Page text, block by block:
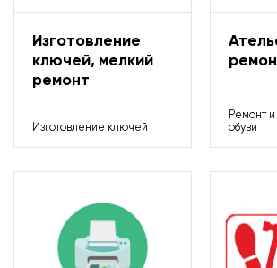
Магазин игрушек
Столовая
Изготовление
ключей, мелкий
ремонт
Изготовление ключей
Ремонт
обуви